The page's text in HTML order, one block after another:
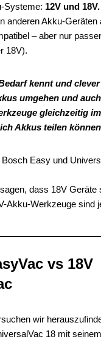
Systeme: 12V und 18V.
anderen Akku-Geräten
– aber nur
18V).
kennt und
umgehen und
gleichzeitig
Akkus teilen
dass 18V Geräte
Akku-Werkzeuge sind
vs 18V
wir
18 mit